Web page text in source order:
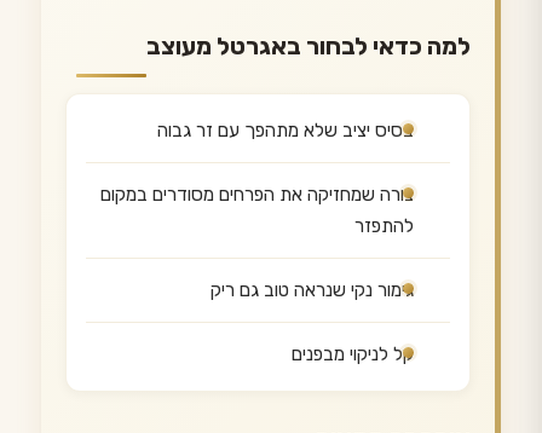
למה כדאי לבחור באגרטל מעוצב
בסיס יציב שלא מתהפך עם זר גבוה
צורה שמחזיקה את הפרחים מסודרים במקום
להתפזר
גימור נקי שנראה טוב גם ריק
קל לניקוי מבפנים